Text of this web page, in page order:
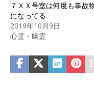
７ＸＸ号室は何度も事故
になってる
2019年10月9日
心霊・幽霊